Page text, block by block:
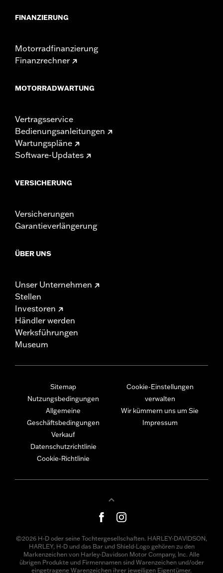
FINANZIERUNG
Motorradfinanzierung
Finanzrechner
MOTORRADWARTUNG
Vertragsservice
Bedienungsanleitungen
Wartungspläne
Software-Updates
VERSICHERUNG
Versicherungen
Garantieverlängerung
ÜBER UNS
Unser Unternehmen
Stellen
Investoren
Händler werden
Werksführungen
Museum
Sitemap
Nutzungsbedingungen
Allgemeine
Geschäftsbedingungen
Verkauf
Datenschutzrichtlinie
Cookie-Richtlinie
Cookie-Einstellungen
verwalten
Wir kümmern uns um Sie
Impressum
©2026 H-D oder seine Tochtergesellschaften. HARLEY-DAVIDSON,
HARLEY, H-D und das Bar und Shield-Logo gehören zu den
Markenzeichen von Harley-Davidson Motor Company, Inc. Alle
übrigen Produkte und Firmennamen sind Warenzeichen und/oder
eingetragene Warenzeichen ihrer jeweiligen Eigentümer.